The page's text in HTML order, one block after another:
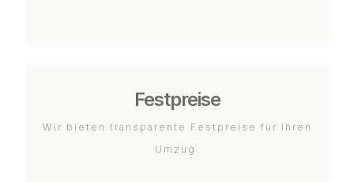
Festpreise
Wir bieten transparente Festpreise für Ihren
Umzug.